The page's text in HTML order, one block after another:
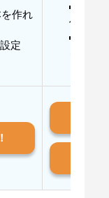
作れ
定
30
作成
AI